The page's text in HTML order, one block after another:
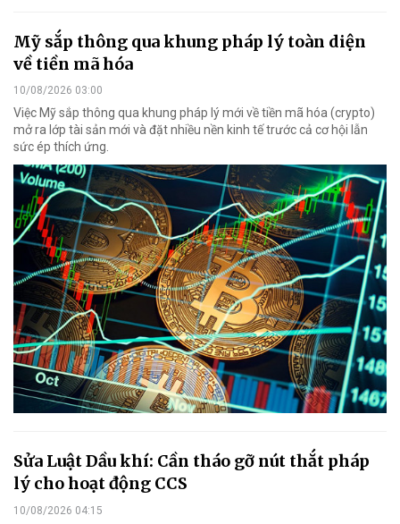
Mỹ sắp thông qua khung pháp lý toàn diện
về tiền mã hóa
10/08/2026 03:00
Việc Mỹ sắp thông qua khung pháp lý mới về tiền mã hóa (crypto)
mở ra lớp tài sản mới và đặt nhiều nền kinh tế trước cả cơ hội lẫn
sức ép thích ứng.
Sửa Luật Dầu khí: Cần tháo gỡ nút thắt pháp
lý cho hoạt động CCS
10/08/2026 04:15